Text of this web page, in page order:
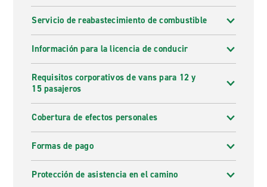
Servicio de reabastecimiento de combustible
Información para la licencia de conducir
Requisitos corporativos de vans para 12 y
15 pasajeros
Cobertura de efectos personales
Formas de pago
Protección de asistencia en el camino